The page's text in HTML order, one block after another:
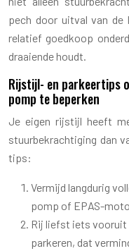
pech door uitval van de
relatief goedkoop
draaiende houdt.
Rijstijl- en parkeertips
pomp te beperken
Je eigen rijstijl heeft
stuurbekrachtiging dan
tips:
Vermijd langdurig
pomp of EPAS-
Rij liefst iets
parkeren, dat